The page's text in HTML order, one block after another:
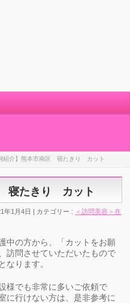
紹介】熊本市南区 寝たきり カット
寝たきり カット
年1月4日 カテゴリー : ＜訪問美容＞在
中の方から、「カットをお願
訪問させていただいたもので
なります。
様でも非常に多いご依頼で
に行けない方は、是非参考に